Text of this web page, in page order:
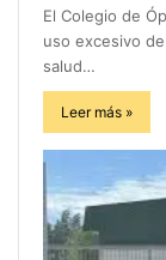
El Colegio de
uso excesivo
salud…
Leer más »